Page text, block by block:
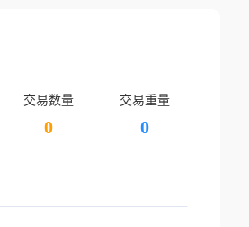
交易数量
0
交易重量
0